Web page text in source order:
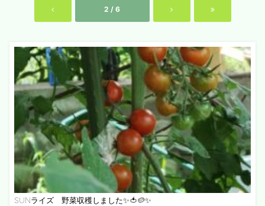
2 / 6
SUNライズ 野菜収穫しました✨🍅🥔✨